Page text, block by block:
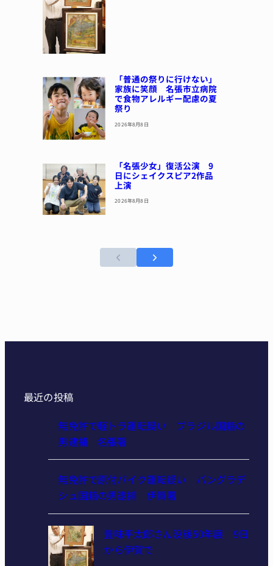
「普通の祭りに行けない」
家族に笑顔 名張市立病院
で食物アレルギー配慮の夏
祭り
2026年8月8日
「名張少女」復活公演 9
日にシェイクスピア2作品
上演
2026年8月8日
最近の投稿
無免許で軽トラ運転疑い ブラジル国籍の
男逮捕 名張署
無免許で原付バイク運転疑い バングラデ
シュ国籍の男逮捕 伊賀署
豊味平太郎さん没後50年展 9日
から伊賀で